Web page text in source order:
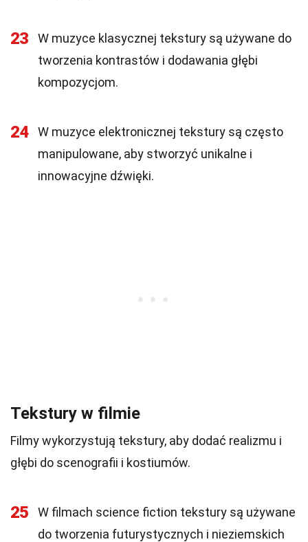
23
W muzyce klasycznej tekstury są używane do
tworzenia kontrastów i dodawania głębi
kompozycjom.
24
W muzyce elektronicznej tekstury są często
manipulowane, aby stworzyć unikalne i
innowacyjne dźwięki.
Tekstury w filmie
Filmy wykorzystują tekstury, aby dodać realizmu i
głębi do scenografii i kostiumów.
25
W filmach science fiction tekstury są używane
do tworzenia futurystycznych i nieziemskich